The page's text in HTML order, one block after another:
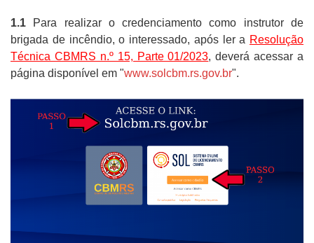
1.1 Para realizar o credenciamento como instrutor de
brigada de incêndio, o interessado, após ler a Resolução
Técnica CBMRS n.º 15, Parte 01/2023, deverá acessar a
página disponível em "www.solcbm.rs.gov.br".